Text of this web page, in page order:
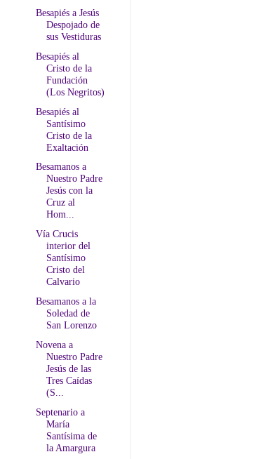
Besapiés a Jesús
Despojado de
sus Vestiduras
Besapiés al
Cristo de la
Fundación
(Los Negritos)
Besapiés al
Santísimo
Cristo de la
Exaltación
Besamanos a
Nuestro Padre
Jesús con la
Cruz al
Hom...
Vía Crucis
interior del
Santísimo
Cristo del
Calvario
Besamanos a la
Soledad de
San Lorenzo
Novena a
Nuestro Padre
Jesús de las
Tres Caídas
(S...
Septenario a
María
Santísima de
la Amargura